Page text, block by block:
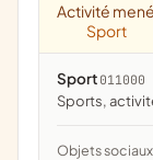
Activité
Sport
Sport 011000
Sports,
Objets sociaux attribués par l'administration d'après l'objet